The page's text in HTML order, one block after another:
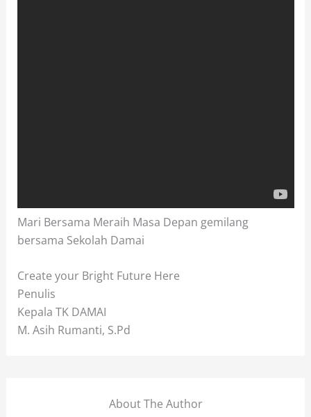
Mari Bersama Meraih Masa Depan gemilang
bersama Sekolah Damai
Create your Bright Future Here
Penulis
Kepala TK DAMAI
M. Asih Rumanti, S.Pd
About The Author